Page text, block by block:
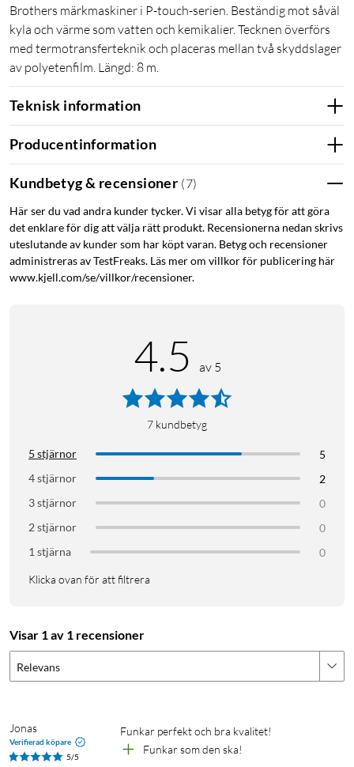
Brothers märkmaskiner i P-touch-serien. Beständig mot såväl
kyla och värme som vatten och kemikalier. Tecknen överförs
med termotransferteknik och placeras mellan två skyddslager
av polyetenfilm. Längd: 8 m.
Teknisk information
Producentinformation
Kundbetyg & recensioner (7)
Här ser du vad andra kunder tycker. Vi visar alla betyg för att göra
det enklare för dig att välja rätt produkt. Recensionerna nedan skrivs
uteslutande av kunder som har köpt varan. Betyg och recensioner
administreras av TestFreaks. Läs mer om villkor för publicering här
www.kjell.com/se/villkor/recensioner.
4.5 av 5
7 kundbetyg
5 stjärnor
5
4 stjärnor
2
3 stjärnor
0
2 stjärnor
0
1 stjärna
0
Klicka ovan för att filtrera
Visar 1 av 1 recensioner
Relevans
Jonas
Verifierad köpare
5/5
Funkar perfekt och bra kvalitet!
Funkar som den ska!